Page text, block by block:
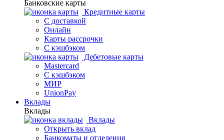
Банковские карты
Кредитные карты
С доставкой
Онлайн
Карты рассрочки
С кэшбэком
Дебетовые карты
Mastercard
С кэшбэком
МИР
UnionPay
Вклады
Вклады
Вклады
Открыть вклад
Банкоматы и отделения